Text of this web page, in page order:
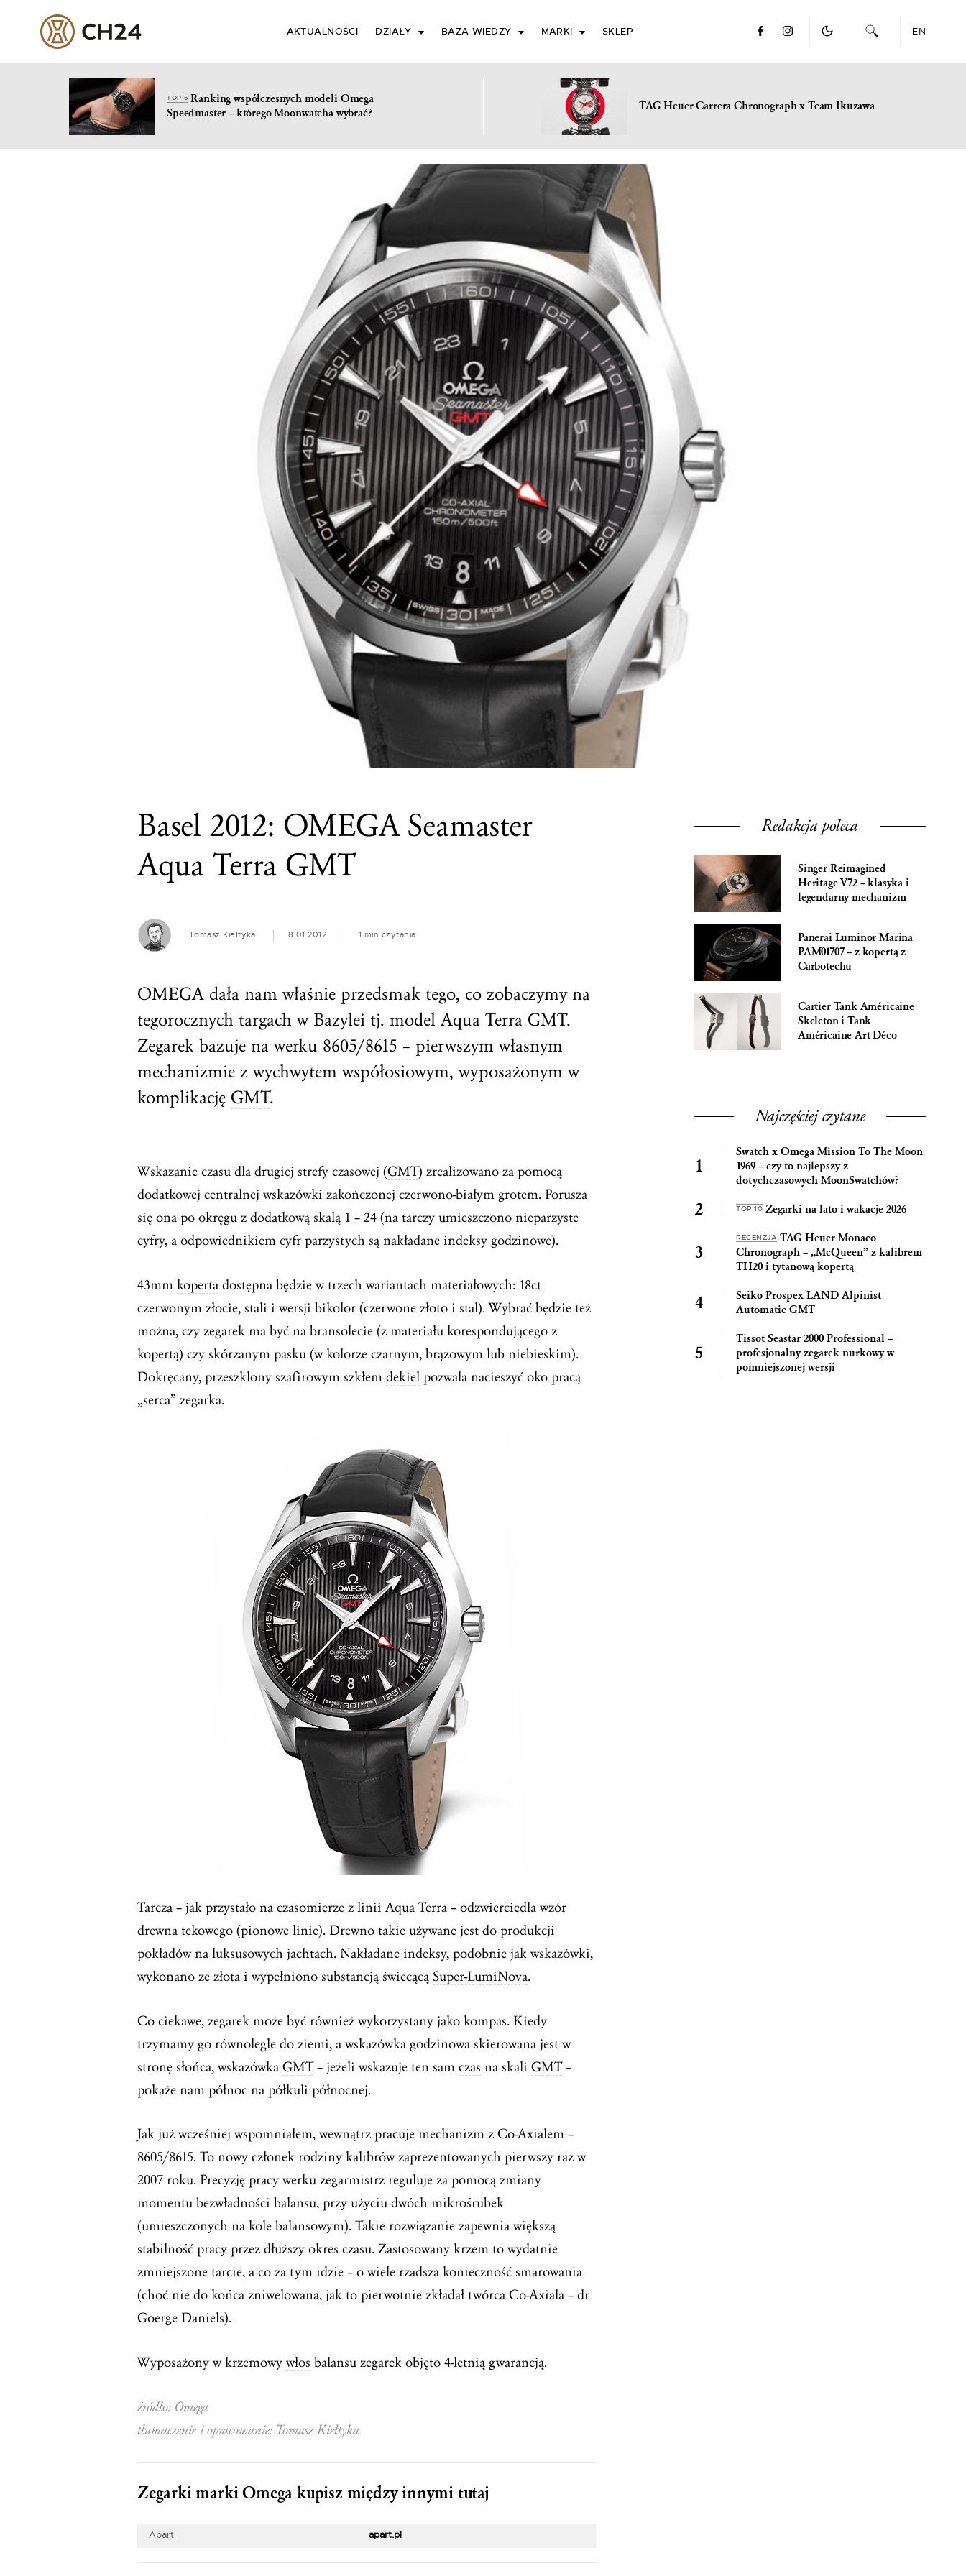
AKTUALNOŚCI DZIAŁY BAZA WIEDZY MARKI SKLEP EN
TOP 5Ranking współczesnych modeli Omega
Speedmaster – którego Moonwatcha wybrać?
TAG Heuer Carrera Chronograph x Team Ikuzawa
Basel 2012: OMEGA Seamaster
Aqua Terra GMT
Tomasz Kiełtyka 8.01.2012 1 min.czytania
OMEGA dała nam właśnie przedsmak tego, co zobaczymy na
tegorocznych targach w Bazylei tj. model Aqua Terra GMT.
Zegarek bazuje na werku 8605/8615 – pierwszym własnym
mechanizmie z wychwytem współosiowym, wyposażonym w
komplikację GMT.
Wskazanie czasu dla drugiej strefy czasowej (GMT) zrealizowano za pomocą
dodatkowej centralnej wskazówki zakończonej czerwono-białym grotem. Porusza
się ona po okręgu z dodatkową skalą 1 – 24 (na tarczy umieszczono nieparzyste
cyfry, a odpowiednikiem cyfr parzystych są nakładane indeksy godzinowe).
43mm koperta dostępna będzie w trzech wariantach materiałowych: 18ct
czerwonym złocie, stali i wersji bikolor (czerwone złoto i stal). Wybrać będzie też
można, czy zegarek ma być na bransolecie (z materiału korespondującego z
kopertą) czy skórzanym pasku (w kolorze czarnym, brązowym lub niebieskim).
Dokręcany, przeszklony szafirowym szkłem dekiel pozwala nacieszyć oko pracą
„serca” zegarka.
Tarcza – jak przystało na czasomierze z linii Aqua Terra – odzwierciedla wzór
drewna tekowego (pionowe linie). Drewno takie używane jest do produkcji
pokładów na luksusowych jachtach. Nakładane indeksy, podobnie jak wskazówki,
wykonano ze złota i wypełniono substancją świecącą Super-LumiNova.
Co ciekawe, zegarek może być również wykorzystany jako kompas. Kiedy
trzymamy go równolegle do ziemi, a wskazówka godzinowa skierowana jest w
stronę słońca, wskazówka GMT– jeżeli wskazuje ten sam czas na skali GMT–
pokaże nam północ na półkuli północnej.
Jak już wcześniej wspomniałem, wewnątrz pracuje mechanizm z Co-Axialem –
8605/8615. To nowy członek rodziny kalibrów zaprezentowanych pierwszy raz w
2007 roku. Precyzję pracy werku zegarmistrz reguluje za pomocą zmiany
momentu bezwładności balansu, przy użyciu dwóch mikrośrubek
(umieszczonych na kole balansowym). Takie rozwiązanie zapewnia większą
stabilność pracy przez dłuższy okres czasu. Zastosowany krzem to wydatnie
zmniejszone tarcie, a co za tym idzie – o wiele rzadsza konieczność smarowania
(choć nie do końca zniwelowana, jak to pierwotnie zkładał twórca Co-Axiala – dr
Goerge Daniels).
Wyposażony w krzemowy włos balansu zegarek objęto 4-letnią gwarancją.
źródło: Omega
tłumaczenie i opracowanie: Tomasz Kiełtyka
Zegarki marki Omega kupisz między innymi tutaj
Apart apart.pl
Redakcja poleca
Singer Reimagined
Heritage V72 – klasyka i
legendarny mechanizm
Panerai Luminor Marina
PAM01707 – z kopertą z
Carbotechu
Cartier Tank Américaine
Skeleton i Tank
Américaine Art Déco
Najczęściej czytane
Swatch x Omega Mission To The Moon
1969 – czy to najlepszy z
dotychczasowych MoonSwatchów?
TOP 10 Zegarki na lato i wakacje 2026
RECENZJA TAG Heuer Monaco
Chronograph – „McQueen” z kalibrem
TH20 i tytanową kopertą
Seiko Prospex LAND Alpinist
Automatic GMT
Tissot Seastar 2000 Professional –
profesjonalny zegarek nurkowy w
pomniejszonej wersji